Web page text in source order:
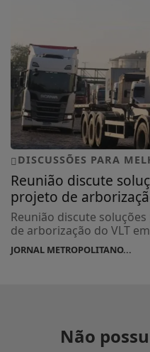
DISCUSSÕES PARA
Reunião discute
projeto de
Reunião discute
de arborização do VLT
JORNAL METROPOLITANO...
Não